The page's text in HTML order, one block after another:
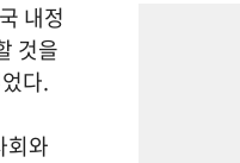
내정
것을
다.
회와